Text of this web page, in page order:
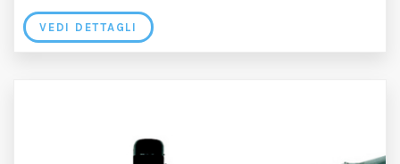
VEDI DETTAGLI